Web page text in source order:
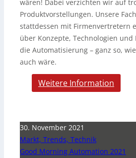
wären! Dabei verzichten wir auf
Produktvorstellungen. Unsere
stattdessen mit Firmenvertretern
über Konzepte, Technologien
die Automatisierung – ganz so,
auch wäre.
Weitere Information
30. November 2021
Markt, Trends, Technik
Good Morning Automation 2021